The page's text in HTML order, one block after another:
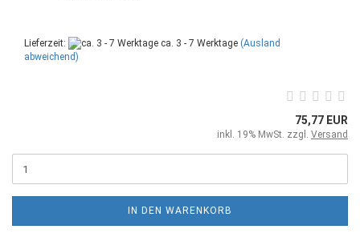
Lieferzeit: ca. 3 - 7 Werktage (Ausland
abweichend)
75,77 EUR
inkl. 19% MwSt. zzgl. Versand
IN DEN WARENKORB